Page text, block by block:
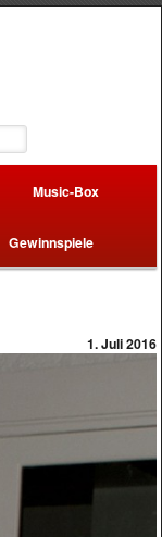
Music-Box
Gewinnspiele
1. Juli 2016